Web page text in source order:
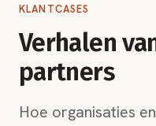
KLANTCASES
Verhalen
partners
Hoe organisaties